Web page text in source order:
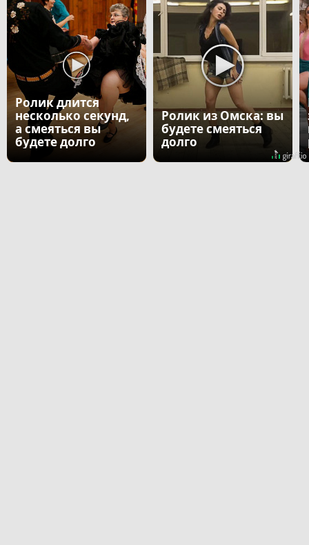
Ролик длится
несколько секунд,
а смеяться вы
будете долго
Ролик из Омска: вы
будете смеяться
долго